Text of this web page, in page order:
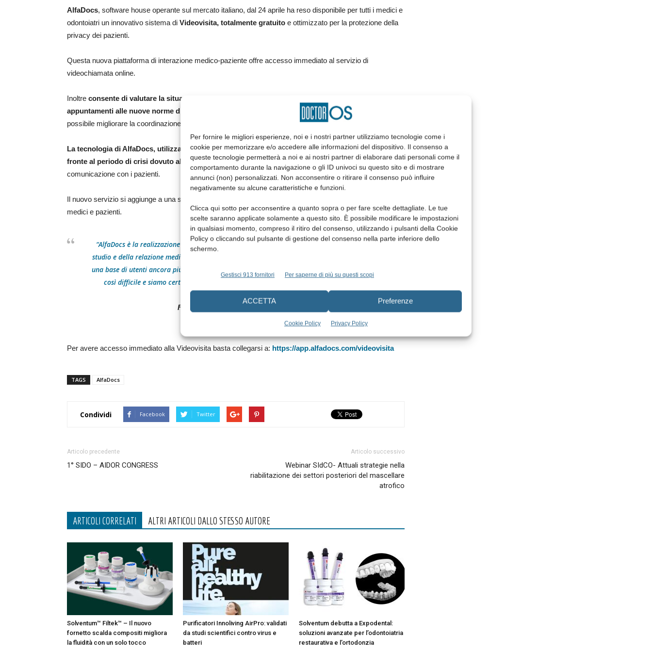
Per fornire le migliori esperienze, noi e i nostri partner utilizziamo tecnologie come i
cookie per memorizzare e/o accedere alle informazioni del dispositivo. Il consenso a
queste tecnologie permetterà a noi e ai nostri partner di elaborare dati personali come il
comportamento durante la navigazione o gli ID univoci su questo sito e di mostrare
annunci (non) personalizzati. Non acconsentire o ritirare il consenso può influire
negativamente su alcune caratteristiche e funzioni.
Clicca qui sotto per acconsentire a quanto sopra o per fare scelte dettagliate. Le tue
scelte saranno applicate solamente a questo sito. È possibile modificare le impostazioni
in qualsiasi momento, compreso il ritiro del consenso, utilizzando i pulsanti della Cookie
Policy o cliccando sul pulsante di gestione del consenso nella parte inferiore dello
schermo.
Gestisci 913 fornitori Per saperne di più su questi scopi
ACCETTA Preferenze
Cookie Policy Privacy Policy
AlfaDocs, software house operante sul mercato italiano, dal 24 aprile ha reso disponibile per tutti i medici e
odontoiatri un innovativo sistema di Videovisita, totalmente gratuito e ottimizzato per la protezione della
privacy dei pazienti.
Questa nuova piattaforma di interazione medico-paziente offre accesso immediato al servizio di
videochiamata online.
Inoltre consente di valutare la situazione del paziente da remoto e di allineare il processo di gestione
appuntamenti alle nuove norme di contenimento dei contagi
. Grazie alla pre-valutazione online è infatti
possibile migliorare la coordinazione di tempo e priorità da assegnare alle prestazioni in agenda.
La tecnologia di AlfaDocs, utilizzabile su qualsiasi dispositivo, permette ai professionisti di far
fronte al periodo di crisi dovuto al Covid-19 , adottando in maniera semplice ed efficace nuovi percorsi di
comunicazione con i pazienti.
Il nuovo servizio si aggiunge a una serie di iniziative utili per facilitare la comunicazione mirata tra studi
medici e pazienti.
“AlfaDocs è la realizzazione della visione di una piattaforma per la gestione completa dello
studio e della relazione medico-paziente. Con la Videovisita gratuita apriamo i nostri servizi a
una base di utenti ancora più ampia. Restiamo al fianco dei professionisti in questo momento
così difficile e siamo certi che, continuando a lavorare insieme, ne usciremo più forti”
Fabian Zolk, fondatore di AlfaDocs
Per avere accesso immediato alla Videovisita basta collegarsi a: https://app.alfadocs.com/videovisita
TAGS AlfaDocs
Condividi Facebook Twitter
Articolo precedente
1° SIDO – AIDOR CONGRESS
Articolo successivo
Webinar SIdCO- Attuali strategie nella
riabilitazione dei settori posteriori del mascellare
atrofico
ARTICOLI CORRELATI ALTRI ARTICOLI DALLO STESSO AUTORE
Solventum™ Filtek™ – Il nuovo
fornetto scalda compositi migliora
la fluidità con un solo tocco
Purificatori Innoliving AirPro: validati
da studi scientifici contro virus e
batteri
Solventum debutta a Expodental:
soluzioni avanzate per l’odontoiatria
restaurativa e l’ortodonzia